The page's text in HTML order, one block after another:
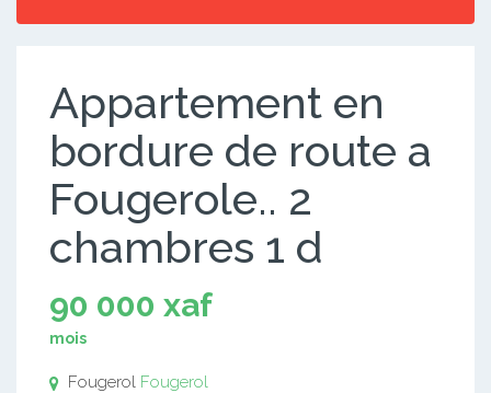
Appartement en
bordure de route a
Fougerole.. 2
chambres 1 d
90 000 xaf
mois
Fougerol Fougerol